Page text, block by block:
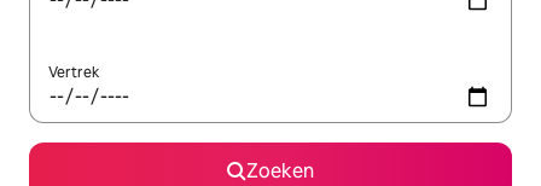
Vertrek
Zoeken